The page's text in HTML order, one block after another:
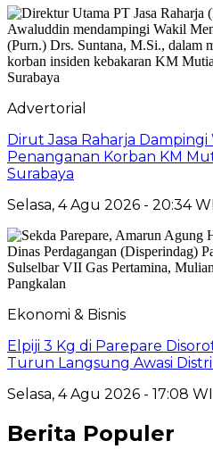
Advertorial
Dirut Jasa Raharja
Penanganan Korban KM
Surabaya
Selasa, 4 Agu 2026 - 20:34
Ekonomi & Bisnis
Elpiji 3 Kg di Parepare
Turun Langsung Awasi
Selasa, 4 Agu 2026 - 17:08
Berita Populer